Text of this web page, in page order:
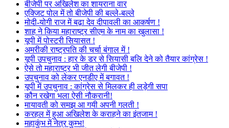
बीजेपी पर अखिलेश का शायराना वार
एक्जिट पोल में तो बीजेपी की बल्ले-बल्ले
मोदी-योगी राज में बढ़ा देव दीपावली का आकर्षण !
शाह ने किया महाराष्ट्र सीएम के नाम का खुलासा !
यूपी में पोस्टरी सियासत !
अमरीकी राष्ट्रपति की चर्चा बंगाल में !
यूपी उपचुनाव : हार के डर से सियासी बलि देने को तैयार कांग्रेस !
ऐसे तो महाराष्ट्र भी जीत लेगी बीजेपी !
उपचुनाव को लेकर एनडीए में बगावत !
यूपी में उपचुनाव : कांग्रेस से मिलकर ही लड़ेगी सपा
कौन रखेगा भला ऐसी नौकरानी!
मायावती को समझ आ गयी अपनी गलती !
करहल में हुआ अखिलेश के कराहने का इंतजाम !
महाकुंभ में नेत्र कुम्भ!